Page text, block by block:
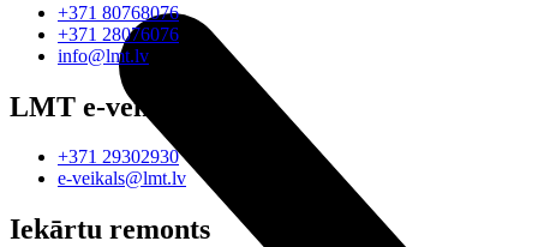
+371 80768076
+371 28076076
info@lmt.lv
LMT e-veikals
+371 29302930
e-veikals@lmt.lv
Iekārtu remonts